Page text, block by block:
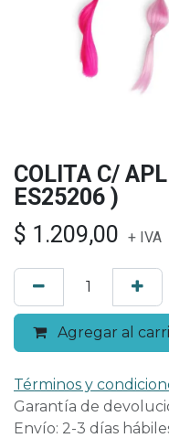
COLITA C/
ES25206 )
$ 1.209,00 + IVA
Agregar al
Términos y
Garantía de
Envío: 2-3 días